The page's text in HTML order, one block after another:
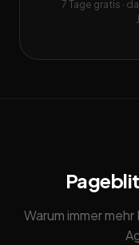
7 Tage gratis ·
Warum immer